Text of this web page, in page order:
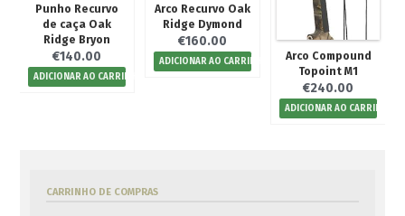
Punho Recurvo
de caça Oak
Ridge Bryon
€140.00
ADICIONAR AO CARRINHO
Arco Recurvo Oak
Ridge Dymond
€160.00
ADICIONAR AO CARRINHO
Arco Compound
Topoint M1
€240.00
ADICIONAR AO CARRINHO
CARRINHO DE COMPRAS